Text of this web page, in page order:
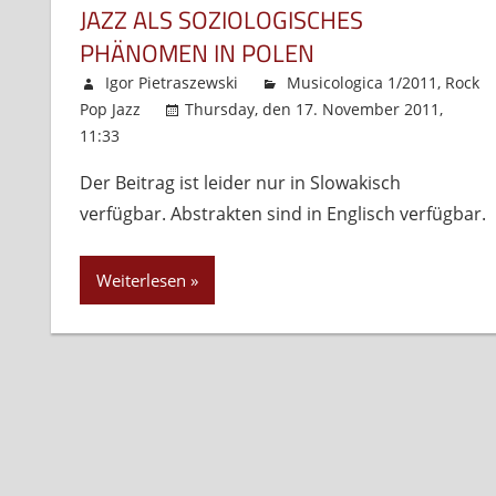
JAZZ ALS SOZIOLOGISCHES
PHÄNOMEN IN POLEN
Igor Pietraszewski Musicologica 1/2011, Rock
Pop Jazz
Thursday, den 17. November 2011,
11:33
als
soziologisches
Der Beitrag ist leider nur in Slowakisch
verfügbar. Abstrakten sind in Englisch verfügbar.
Weiterlesen